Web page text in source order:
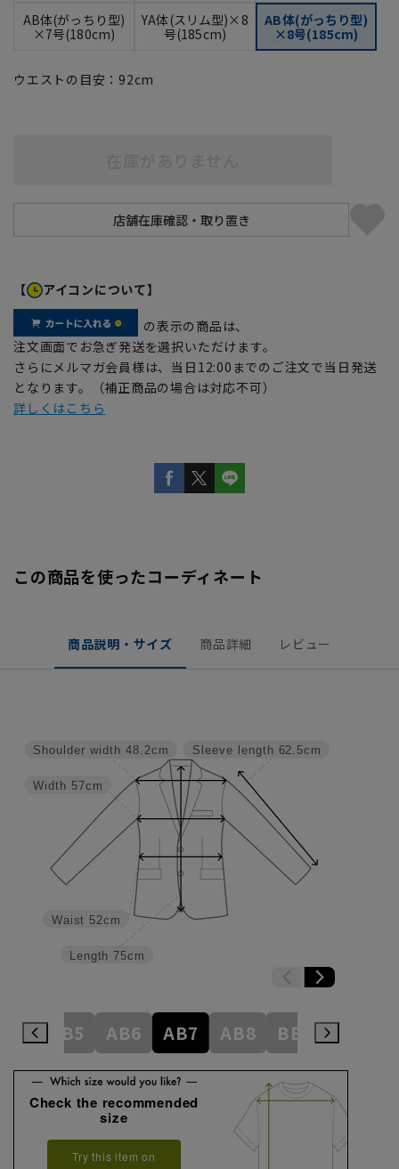
AB体(がっちり型)
×7号(180cm)
YA体(スリム型)×8
号(185cm)
AB体(がっちり型)
×8号(185cm)
ウエストの目安： 92cm
【 アイコンについて】
の表示の商品は、
注文画面でお急ぎ発送を選択いただけます。
さらにメルマガ会員様は、当日12:00までのご注文で当日発送
となります。（補正商品の場合は対応不可）
詳しくはこちら
この商品を使ったコーディネート
商品説明・サイズ 商品詳細 レビュー
Sleeve length 62.5cm
Length 75cm
Waist 52cm
Width 57cm
Shoulder width 48.2cm
AB5 AB6 AB7 AB8 BE3 BE4
Check the recommended
size
Try this item on